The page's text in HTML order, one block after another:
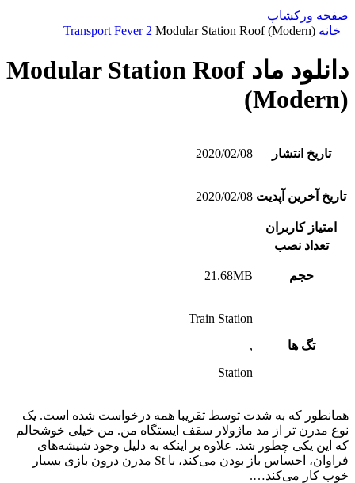
صفحه ورکشاپ
خانه
Transport Fever 2 Modular Station Roof (Modern)
دانلود ماد Modular Station Roof
(Modern)
تاریخ انتشار 2020/02/08
تاریخ آخرین آپدیت 2020/02/08
امتیاز کاربران
تعداد نصب
حجم 21.68MB
تگ ها
Train Station
,
Station
همانطور که به شدت توسط تقریبا همه درخواست شده است. یک
نوع مدرن تر از مد ماژولار سقف ایستگاه من. من خیلی خوشحالم
که این یکی چطور شد. علاوه بر اینکه به دلیل وجود شیشه‌های
فراوان، احساس باز بودن می‌کند، با St مدرن درون بازی بسیار
خوب کار می‌کند….